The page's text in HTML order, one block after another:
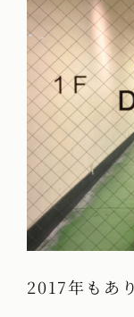
2017年もあ